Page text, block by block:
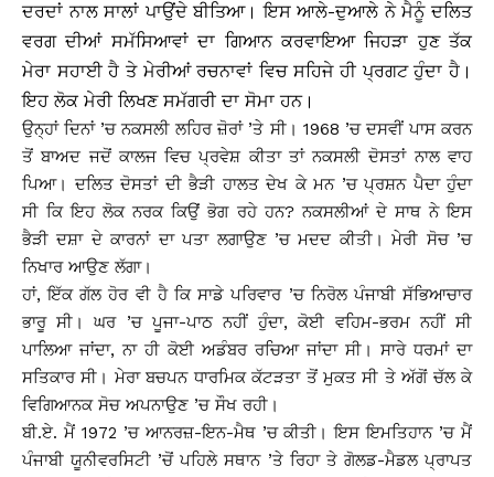
ਦਰਦਾਂ ਨਾਲ ਸਾਲਾਂ ਪਾਉਂਦੇ ਬੀਤਿਆ। ਇਸ ਆਲੇ-ਦੁਆਲੇ ਨੇ ਮੈਨੂੰ ਦਲਿਤ
ਵਰਗ ਦੀਆਂ ਸਮੱਸਿਆਵਾਂ ਦਾ ਗਿਆਨ ਕਰਵਾਇਆ ਜਿਹੜਾ ਹੁਣ ਤੱਕ
ਮੇਰਾ ਸਹਾਈ ਹੈ ਤੇ ਮੇਰੀਆਂ ਰਚਨਾਵਾਂ ਵਿਚ ਸਹਿਜੇ ਹੀ ਪ੍ਰਗਟ ਹੁੰਦਾ ਹੈ।
ਇਹ ਲੋਕ ਮੇਰੀ ਲਿਖਣ ਸਮੱਗਰੀ ਦਾ ਸੋਮਾ ਹਨ।
ਉਨ੍ਹਾਂ ਦਿਨਾਂ ’ਚ ਨਕਸਲੀ ਲਹਿਰ ਜ਼ੋਰਾਂ ’ਤੇ ਸੀ। 1968 ’ਚ ਦਸਵੀਂ ਪਾਸ ਕਰਨ
ਤੋਂ ਬਾਅਦ ਜਦੋਂ ਕਾਲਜ ਵਿਚ ਪ੍ਰਵੇਸ਼ ਕੀਤਾ ਤਾਂ ਨਕਸਲੀ ਦੋਸਤਾਂ ਨਾਲ ਵਾਹ
ਪਿਆ। ਦਲਿਤ ਦੋਸਤਾਂ ਦੀ ਭੈੜੀ ਹਾਲਤ ਦੇਖ ਕੇ ਮਨ ’ਚ ਪ੍ਰਸ਼ਨ ਪੈਦਾ ਹੁੰਦਾ
ਸੀ ਕਿ ਇਹ ਲੋਕ ਨਰਕ ਕਿਉਂ ਭੋਗ ਰਹੇ ਹਨ? ਨਕਸਲੀਆਂ ਦੇ ਸਾਥ ਨੇ ਇਸ
ਭੈੜੀ ਦਸ਼ਾ ਦੇ ਕਾਰਨਾਂ ਦਾ ਪਤਾ ਲਗਾਉਣ ’ਚ ਮਦਦ ਕੀਤੀ। ਮੇਰੀ ਸੋਚ ’ਚ
ਨਿਖਾਰ ਆਉਣ ਲੱਗਾ।
ਹਾਂ, ਇੱਕ ਗੱਲ ਹੋਰ ਵੀ ਹੈ ਕਿ ਸਾਡੇ ਪਰਿਵਾਰ ’ਚ ਨਿਰੋਲ ਪੰਜਾਬੀ ਸੱਭਿਆਚਾਰ
ਭਾਰੂ ਸੀ। ਘਰ ’ਚ ਪੂਜਾ-ਪਾਠ ਨਹੀਂ ਹੁੰਦਾ, ਕੋਈ ਵਹਿਮ-ਭਰਮ ਨਹੀਂ ਸੀ
ਪਾਲਿਆ ਜਾਂਦਾ, ਨਾ ਹੀ ਕੋਈ ਅਡੰਬਰ ਰਚਿਆ ਜਾਂਦਾ ਸੀ। ਸਾਰੇ ਧਰਮਾਂ ਦਾ
ਸਤਿਕਾਰ ਸੀ। ਮੇਰਾ ਬਚਪਨ ਧਾਰਮਿਕ ਕੱਟੜਤਾ ਤੋਂ ਮੁਕਤ ਸੀ ਤੇ ਅੱਗੋਂ ਚੱਲ ਕੇ
ਵਿਗਿਆਨਕ ਸੋਚ ਅਪਨਾਉਣ ’ਚ ਸੌਖ ਰਹੀ।
ਬੀ.ਏ. ਮੈਂ 1972 ’ਚ ਆਨਰਜ਼-ਇਨ-ਮੈਥ ’ਚ ਕੀਤੀ। ਇਸ ਇਮਤਿਹਾਨ ’ਚ ਮੈਂ
ਪੰਜਾਬੀ ਯੂਨੀਵਰਸਿਟੀ ’ਚੋਂ ਪਹਿਲੇ ਸਥਾਨ ’ਤੇ ਰਿਹਾ ਤੇ ਗੋਲਡ-ਮੈਡਲ ਪ੍ਰਾਪਤ